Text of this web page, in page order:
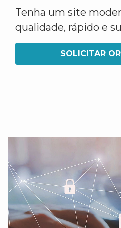
Tenha um site
qualidade, rápido e
SOLICITAR